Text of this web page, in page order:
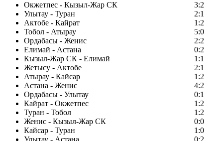
Окжетпес - Кызыл-Жар СК
3:2
Улытау - Туран
2:1
Актобе - Кайрат
1:2
Тобол - Атырау
5:0
Ордабасы - Женис
2:2
Елимай - Астана
0:2
Кызыл-Жар СК - Елимай
1:1
Жетысу - Актобе
2:1
Атырау - Кайсар
1:2
Астана - Женис
4:2
Ордабасы - Улытау
0:1
Кайрат - Окжетпес
1:2
Туран - Тобол
1:2
Женис - Кызыл-Жар СК
0:0
Кайсар - Туран
1:0